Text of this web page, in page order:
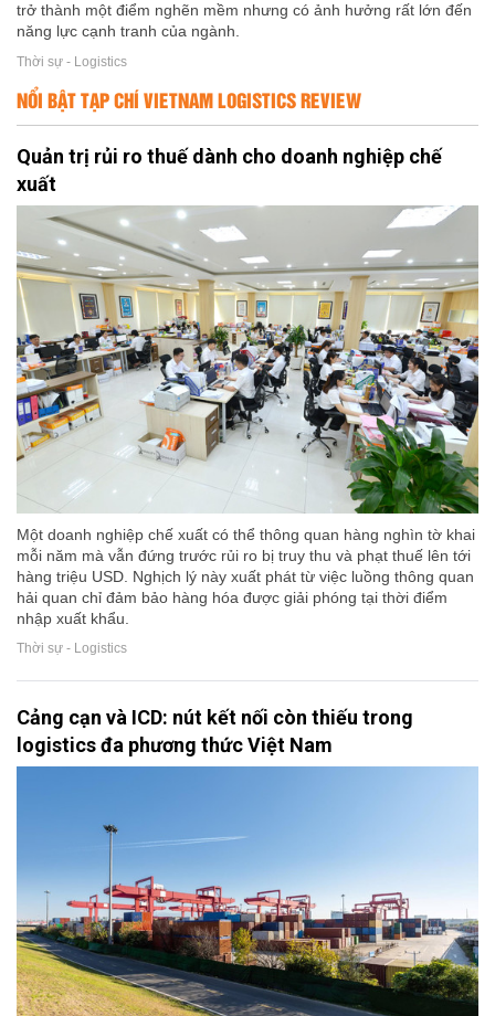
trở thành một điểm nghẽn mềm nhưng có ảnh hưởng rất lớn đến
năng lực cạnh tranh của ngành.
Thời sự - Logistics
NỔI BẬT TẠP CHÍ VIETNAM LOGISTICS REVIEW
Quản trị rủi ro thuế dành cho doanh nghiệp chế
xuất
Một doanh nghiệp chế xuất có thể thông quan hàng nghìn tờ khai
mỗi năm mà vẫn đứng trước rủi ro bị truy thu và phạt thuế lên tới
hàng triệu USD. Nghịch lý này xuất phát từ việc luồng thông quan
hải quan chỉ đảm bảo hàng hóa được giải phóng tại thời điểm
nhập xuất khẩu.
Thời sự - Logistics
Cảng cạn và ICD: nút kết nối còn thiếu trong
logistics đa phương thức Việt Nam